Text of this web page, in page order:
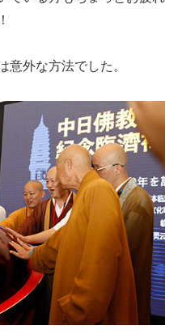
意外な方法でした。